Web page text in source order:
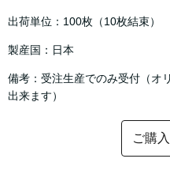
出荷単位：100枚（10枚結束）
製産国：日本
備考：受注生産でのみ受付（オ
出来ます）
ご購